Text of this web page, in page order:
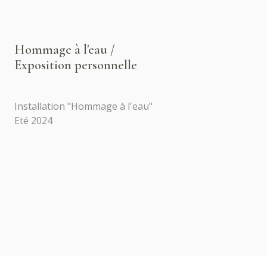
Hommage à l'eau /
Exposition personnelle
Installation "Hommage à l'eau"
Eté 2024